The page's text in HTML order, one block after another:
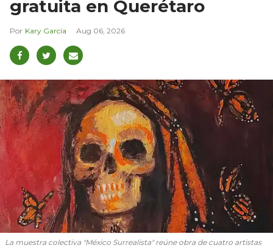
gratuita en Querétaro
Kary García Aug 06, 2026
La muestra colectiva "México Surrealista" reúne obra de cuatro artistas